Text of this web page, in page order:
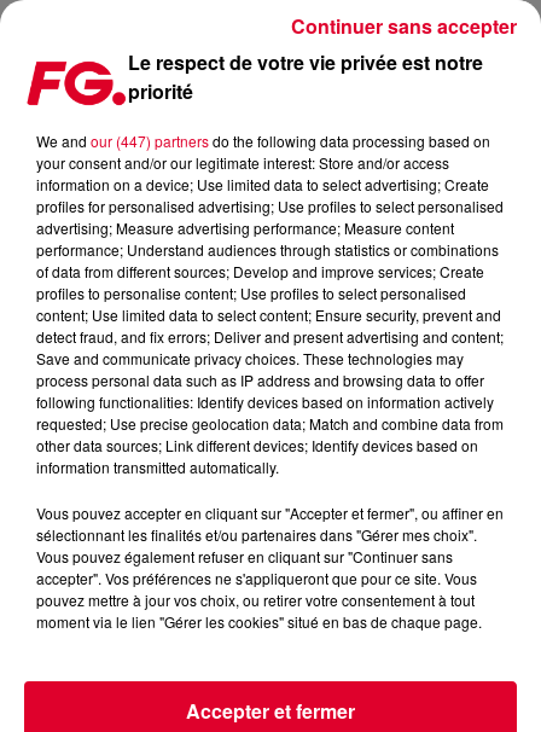
FG MIX DANCE : NIKI BELUCCI
Le respect de votre vie privée est notre
priorité
We and our (447) partnersdo the following data processing based on
your consent and/or our legitimate interest: Store and/or access
information on a device; Use limited data to select advertising; Create
profiles for personalised advertising; Use profiles to select personalised
advertising; Measure advertising performance; Measure content
performance; Understand audiences through statistics or combinations
of data from different sources; Develop and improve services; Create
profiles to personalise content; Use profiles to select personalised
content; Use limited data to select content; Ensure security, prevent and
detect fraud, and fix errors; Deliver and present advertising and content;
Save and communicate privacy choices. These technologies may
process personal data such as IP address and browsing data to offer
following functionalities: Identify devices based on information actively
requested; Use precise geolocation data; Match and combine data from
other data sources; Link different devices; Identify devices based on
information transmitted automatically.
Vous pouvez accepter en cliquant sur "Accepter et fermer", ou affiner en
sélectionnant les finalités et/ou partenaires dans "Gérer mes choix".
Vous pouvez également refuser en cliquant sur "Continuer sans
accepter". Vos préférences ne s'appliqueront que pour ce site. Vous
pouvez mettre à jour vos choix, ou retirer votre consentement à tout
moment via le lien "Gérer les cookies" situé en bas de chaque page.
Accepter et fermer
Continuer sans accepter